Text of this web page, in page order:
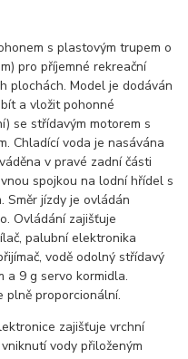
s plastovým trupem o
pro příjemné rekreační
plochách. Model je dodáván
a vložit pohonné
se střídavým motorem s
Chladící voda je nasávána
v pravé zadní části
spojkou na lodní hřídel s
Směr jízdy je ovládán
Ovládání zajišťuje
palubní elektronika
vodě odolný střídavý
a 9 g servo kormidla.
plně proporcionální.
zajišťuje vrchní
vody přiloženým